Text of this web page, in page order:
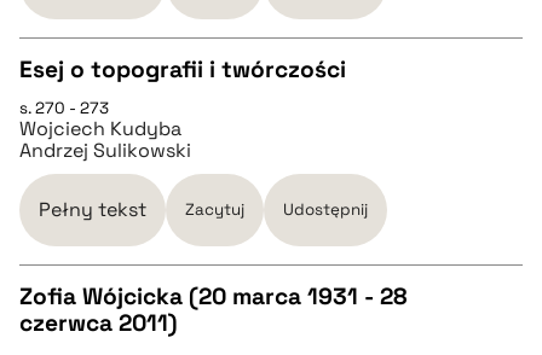
BIBTEX
pobierz cytat
CZYSTY TEKST
pobierz cytat
BIBTEX
pobierz cytat
Esej o topografii i twórczości
s. 270 - 273
Wojciech Kudyba
Andrzej Sulikowski
Pełny tekst Zacytuj Udostępnij
CZYSTY TEKST
Zofia Wójcicka (20 marca 1931 - 28
czerwca 2011)